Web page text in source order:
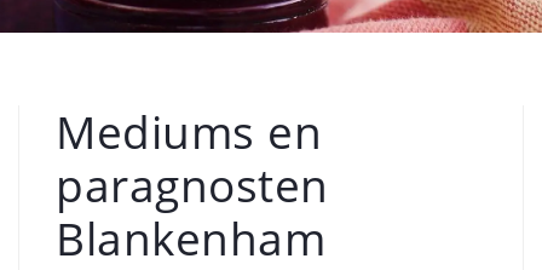
Mediums en
paragnosten
Blankenham